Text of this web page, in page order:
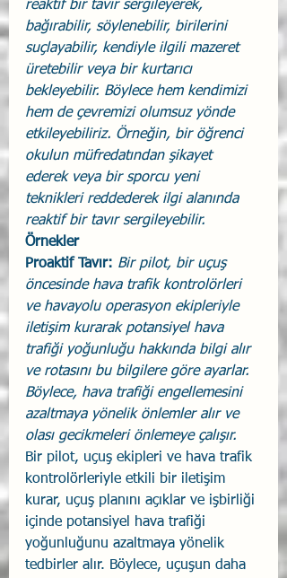
reaktif bir tavır sergileyerek,
bağırabilir, söylenebilir, birilerini
suçlayabilir, kendiyle ilgili mazeret
üretebilir veya bir kurtarıcı
bekleyebilir. Böylece hem kendimizi
hem de çevremizi olumsuz yönde
etkileyebiliriz. Örneğin, bir öğrenci
okulun müfredatından şikayet
ederek veya bir sporcu yeni
teknikleri reddederek ilgi alanında
reaktif bir tavır sergileyebilir.
Örnekler
Proaktif Tavır: Bir pilot, bir uçuş
öncesinde hava trafik kontrolörleri
ve havayolu operasyon ekipleriyle
iletişim kurarak potansiyel hava
trafiği yoğunluğu hakkında bilgi alır
ve rotasını bu bilgilere göre ayarlar.
Böylece, hava trafiği engellemesini
azaltmaya yönelik önlemler alır ve
olası gecikmeleri önlemeye çalışır.
Bir pilot, uçuş ekipleri ve hava trafik
kontrolörleriyle etkili bir iletişim
kurar, uçuş planını açıklar ve işbirliği
içinde potansiyel hava trafiği
yoğunluğunu azaltmaya yönelik
tedbirler alır. Böylece, uçuşun daha